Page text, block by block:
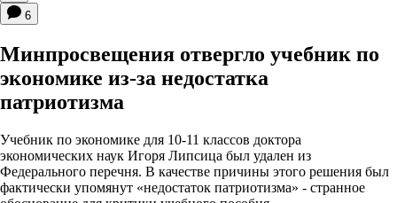
6
Минпросвещения отвергло учебник по
экономике из-за недостатка
патриотизма
Учебник по экономике для 10-11 классов доктора
экономических наук Игоря Липсица был удален из
Федерального перечня. В качестве причины этого решения был
фактически упомянут «недостаток патриотизма» - странное